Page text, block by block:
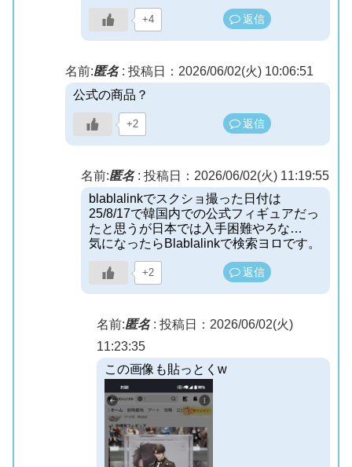
+4 返信
名前:匿名: 投稿日：2026/06/02(火) 10:06:51
公式の商品？
+2 返信
名前:匿名: 投稿日：2026/06/02(火) 11:19:55
blablalinkでスクショ撮った日付は
25/8/17で韓国内での公式フィギュアだっ
たと思うが日本では入手困難やろな…
気になったらBlablalinkで検索ヨロです。
+2 返信
名前:匿名: 投稿日：2026/06/02(火)
11:23:35
この画像も貼っとくw